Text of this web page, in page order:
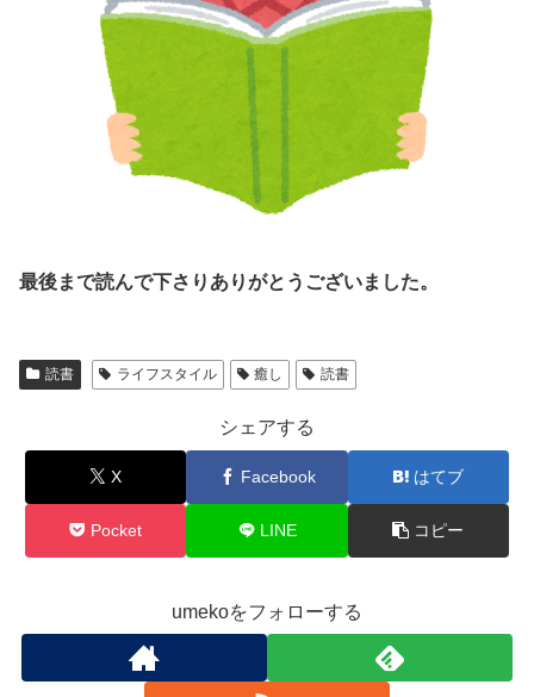
最後まで読んで下さりありがとうございました。
読書 ライフスタイル 癒し 読書
シェアする
X Facebook はてブ
Pocket LINE コピー
umekoをフォローする